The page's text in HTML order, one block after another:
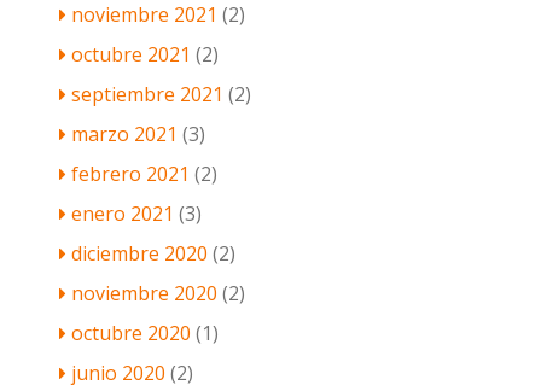
noviembre 2021 (2)
octubre 2021 (2)
septiembre 2021 (2)
marzo 2021 (3)
febrero 2021 (2)
enero 2021 (3)
diciembre 2020 (2)
noviembre 2020 (2)
octubre 2020 (1)
junio 2020 (2)